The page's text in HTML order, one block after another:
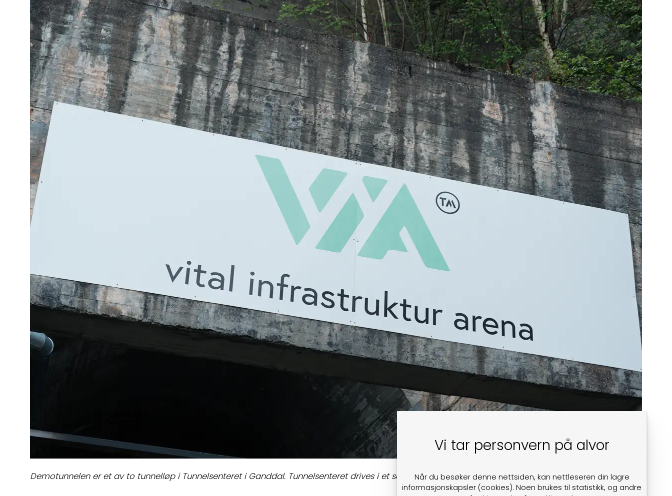
Demotunnelen er et av to tunnelløp i Tunnelsenteret i Ganddal. Tunnelsenteret drives i et samarbeid mellom VIA og Rogaland brann og redning IKS.
Vi tar personvern på alvor
Når du besøker denne nettsiden, kan nettleseren din lagre
informasjonskapsler (cookies). Noen brukes til statistikk, og andre